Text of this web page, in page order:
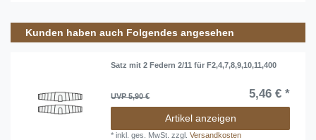
Kunden haben auch Folgendes angesehen
Satz mit 2 Federn 2/11 für F2,4,7,8,9,10,11,400
UVP 5,90 € 5,46 € *
Artikel anzeigen
*inkl. ges. MwSt. zzgl.Versandkosten